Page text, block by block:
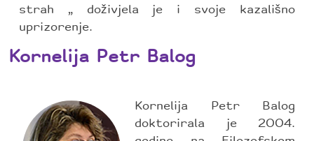
strah „ doživjela je i svoje kazališno
uprizorenje.
Kornelija Petr Balog
Kornelija Petr Balog
doktorirala je 2004.